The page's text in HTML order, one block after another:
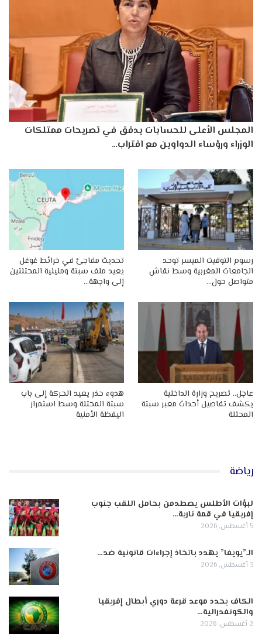
المجلس الأعلى للحسابات يدقق في تصريحات ممتلكات
الوزراء ورؤساء الدواوين مع اقتراب…
رسوم التوقيت الميسر توحد
الجامعات المغربية وسط نقاش
متواصل حول…
تحديث مفاجئ في خرائط غوغل
يعيد ملف سبتة ومليلية المحتلتين
إلى واجهة…
عاجل.. تصريح وزارة الداخلية
يكشف تفاصيل أحداث معبر سبتة
المحتلة
هدوء حذر يعيد الحركة إلى باب
سبتة المحتلة وسط استمرار
اليقظة الأمنية
رياضة
لبؤات الأطلس يصطدمن بحامل اللقب جنوب
إفريقيا في قمة نارية…
5 أغسطس, 2026
الـ”يويفا” يهدد باتخاذ إجراءات قانونية ضد…
3 أغسطس, 2026
الكاف يحدد موعد قرعة دوري أبطال إفريقيا
والكونفدرالية…
2 أغسطس, 2026